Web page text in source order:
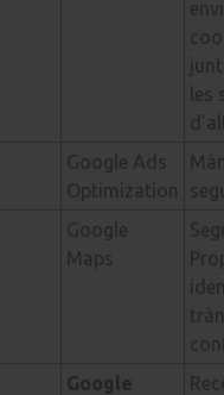
les
Google Ads
Optimization
Google
Maps
Google